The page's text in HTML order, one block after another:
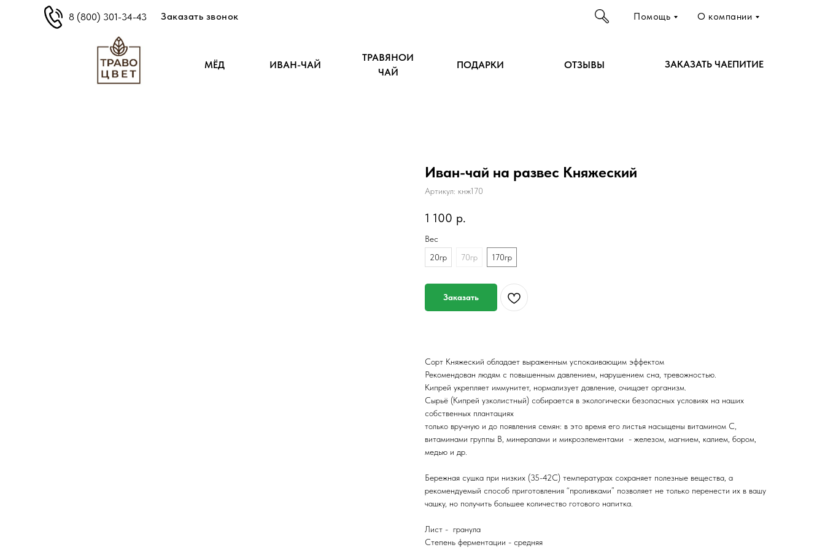
8 (800) 301-34-43 Помощь О компании
Заказать звонок
МЁД ИВАН-ЧАЙ
ТРАВЯНОЙ
ЧАЙ
ПОДАРКИ ЗАКАЗАТЬ ЧАЕПИТИЕ
ОТЗЫВЫ
Иван-чай на развес Княжеский
Артикул: кнж170
1 100 р.
Вес
20гр
70гр 170гр
Заказать
Сорт Княжеский обладает выраженным успокаивающим эффектом
Рекомендован людям с повышенным давлением, нарушением сна, тревожностью.
Кипрей укрепляет иммунитет, нормализует давление, очищает организм.
Сырьё (Кипрей узколистный) собирается в экологически безопасных условиях на наших
собственных плантациях
только вручную и до появления семян: в это время его листья насыщены витамином С,
витаминами группы В, минералами и микроэлементами - железом, магнием, калием, бором,
медью и др.
Бережная сушка при низких (35-42С) температурах сохраняет полезные вещества, а
рекомендуемый способ приготовления “проливками” позволяет не только перенести их в вашу
чашку, но получить большее количество готового напитка.
Лист - гранула
Степень ферментации - средняя